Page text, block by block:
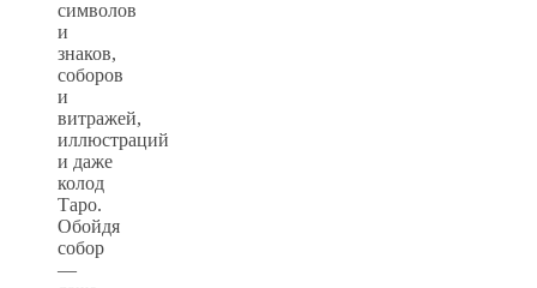
символов
и
знаков,
соборов
и
витражей,
иллюстраций
и даже
колод
Таро.
Обойдя
собор
—